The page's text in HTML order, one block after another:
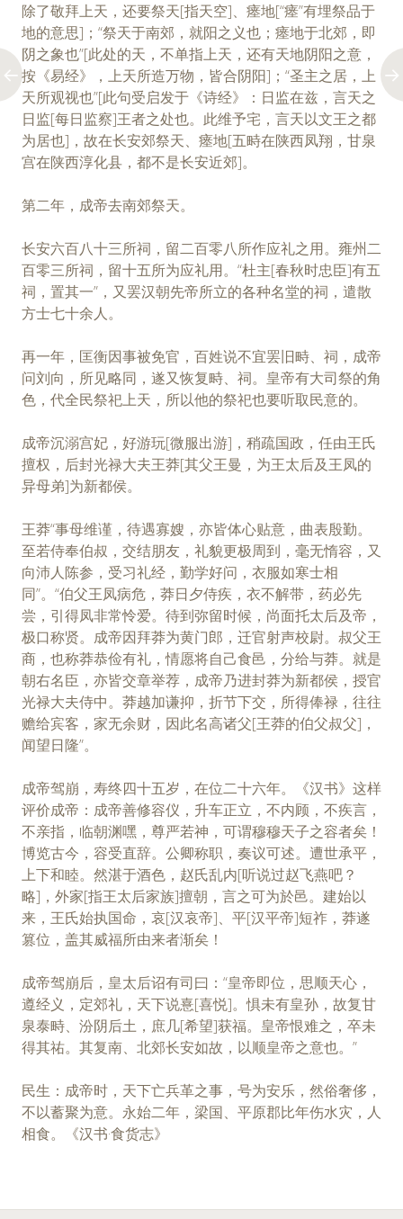
除了敬拜上天，还要祭天[指天空]、瘗地[“瘗”有埋祭品于
地的意思]；“祭天于南郊，就阳之义也；瘗地于北郊，即
阴之象也”[此处的天，不单指上天，还有天地阴阳之意，
按《易经》，上天所造万物，皆合阴阳]；“圣主之居，上
天所观视也”[此句受启发于《诗经》：日监在兹，言天之
日监[每日监察]王者之处也。此维予宅，言天以文王之都
为居也]，故在长安郊祭天、瘗地[五畤在陕西凤翔，甘泉
宫在陕西淳化县，都不是长安近郊]。
第二年，成帝去南郊祭天。
长安六百八十三所祠，留二百零八所作应礼之用。雍州二
百零三所祠，留十五所为应礼用。“杜主[春秋时忠臣]有五
祠，置其一”，又罢汉朝先帝所立的各种名堂的祠，遣散
方士七十余人。
再一年，匡衡因事被免官，百姓说不宜罢旧畤、祠，成帝
问刘向，所见略同，遂又恢复畤、祠。皇帝有大司祭的角
色，代全民祭祀上天，所以他的祭祀也要听取民意的。
成帝沉溺宫妃，好游玩[微服出游]，稍疏国政，任由王氏
擅权，后封光禄大夫王莽[其父王曼，为王太后及王凤的
异母弟]为新都侯。
王莽“事母维谨，待遇寡嫂，亦皆体心贴意，曲表殷勤。
至若侍奉伯叔，交结朋友，礼貌更极周到，毫无惰容，又
向沛人陈参，受习礼经，勤学好问，衣服如寒士相
同”。“伯父王凤病危，莽日夕侍疾，衣不解带，药必先
尝，引得凤非常怜爱。待到弥留时候，尚面托太后及帝，
极口称贤。成帝因拜莽为黄门郎，迁官射声校尉。叔父王
商，也称莽恭俭有礼，情愿将自己食邑，分给与莽。就是
朝右名臣，亦皆交章举荐，成帝乃进封莽为新都侯，授官
光禄大夫侍中。莽越加谦抑，折节下交，所得俸禄，往往
赡给宾客，家无余财，因此名高诸父[王莽的伯父叔父]，
闻望日隆”。
成帝驾崩，寿终四十五岁，在位二十六年。《汉书》这样
评价成帝：成帝善修容仪，升车正立，不内顾，不疾言，
不亲指，临朝渊嘿，尊严若神，可谓穆穆天子之容者矣！
博览古今，容受直辞。公卿称职，奏议可述。遭世承平，
上下和睦。然湛于酒色，赵氏乱内[听说过赵飞燕吧？
略]，外家[指王太后家族]擅朝，言之可为於邑。建始以
来，王氏始执国命，哀[汉哀帝]、平[汉平帝]短祚，莽遂
篡位，盖其威福所由来者渐矣！
成帝驾崩后，皇太后诏有司曰：“皇帝即位，思顺天心，
遵经义，定郊礼，天下说憙[喜悦]。惧未有皇孙，故复甘
泉泰畤、汾阴后土，庶几[希望]获福。皇帝恨难之，卒未
得其祐。其复南、北郊长安如故，以顺皇帝之意也。”
民生：成帝时，天下亡兵革之事，号为安乐，然俗奢侈，
不以蓄聚为意。永始二年，梁国、平原郡比年伤水灾，人
相食。《汉书·食货志》